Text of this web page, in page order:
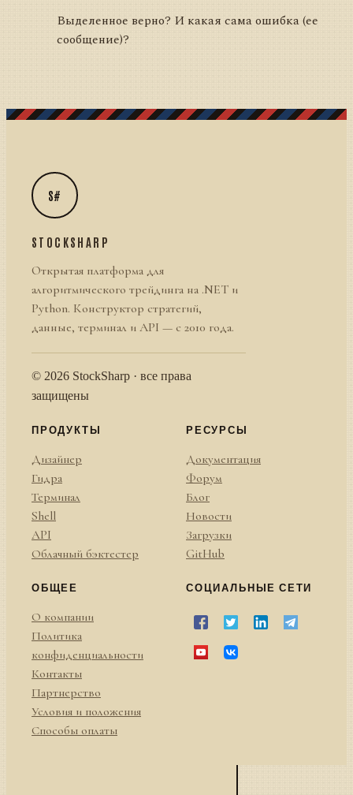
Выделенное верно? И какая сама ошибка (ее
сообщение)?
S#
STOCKSHARP
Открытая платформа для
алгоритмического трейдинга на .NET и
Python. Конструктор стратегий,
данные, терминал и API — с 2010 года.
© 2026 StockSharp · все права
защищены
ПРОДУКТЫ
Дизайнер
Гидра
Терминал
Shell
API
Облачный бэктестер
РЕСУРСЫ
Документация
Форум
Блог
Новости
Загрузки
GitHub
ОБЩЕЕ
О компании
Политика
конфиденциальности
Контакты
Партнерство
Условия и положения
Способы оплаты
СОЦИАЛЬНЫЕ СЕТИ